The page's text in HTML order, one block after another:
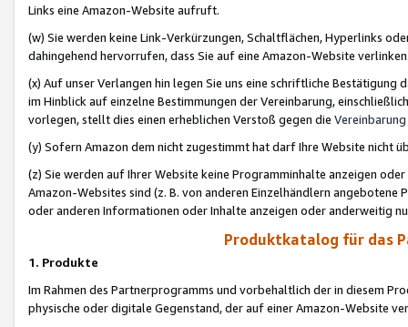
Links eine Amazon-Website aufruft.
(w) Sie werden keine Link-Verkürzungen, Schaltflächen, Hyperlinks
dahingehend hervorrufen, dass Sie auf eine Amazon-Website
(x) Auf unser Verlangen hin legen Sie uns eine schriftliche
im Hinblick auf einzelne Bestimmungen der Vereinbarung,
vorlegen, stellt dies einen erheblichen Verstoß gegen die Vereinbarung
(y) Sofern Amazon dem nicht zugestimmt hat darf Ihre Website nicht
(z) Sie werden auf Ihrer Website keine Programminhalte anzeigen
Amazon-Websites sind (z. B. von anderen Einzelhändlern
oder anderen Informationen oder Inhalte anzeigen oder anderweitig
Produktkatalog für das
1. Produkte
Im Rahmen des Partnerprogramms und vorbehaltlich der in diesem
physische oder digitale Gegenstand, der auf einer Amazon-Website